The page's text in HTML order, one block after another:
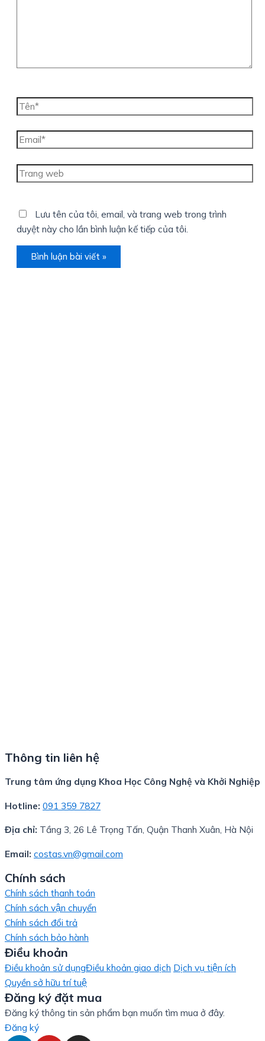
Tên*
Email*
Trang
web
Lưu tên của tôi, email, và trang web trong trình
duyệt này cho lần bình luận kế tiếp của tôi.
Thông tin liên hệ
Trung tâm ứng dụng Khoa Học Công Nghệ và Khởi Nghiệp
Hotline: 091 359 7827
Địa chỉ: Tầng 3, 26 Lê Trọng Tấn, Quận Thanh Xuân, Hà Nội
Email: costas.vn@gmail.com
Chính sách
Chính sách thanh toán
Chính sách vận chuyển
Chính sách đổi trả
Chính sách bảo hành
Điều khoản
Điều khoản sử dụngĐiều khoản giao dịch Dịch vụ tiện ích
Quyền sở hữu trí tuệ
Đăng ký đặt mua
Đăng ký thông tin sản phẩm bạn muốn tìm mua ở đây.
Đăng ký